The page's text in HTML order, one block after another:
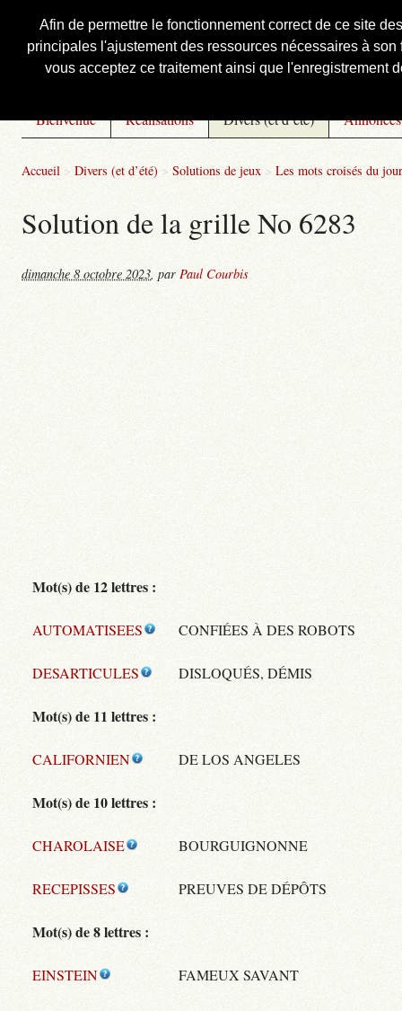
Afin de permettre le fonctionnement correct de ce site
principales l'ajustement des ressources nécessaires à
vous acceptez ce traitement ainsi que l'enregistrement
Courbis, « LE » Blog Officiel
Bienvenue Réalisations Divers (et d’été) Annonces
Accueil > Divers (et d’été) > Solutions de jeux > Les mots croisés du
Solution de la grille No 6283
dimanche 8 octobre 2023, par Paul Courbis
Mot(s) de 12 lettres :
AUTOMATISEES CONFIÉES À DES ROBOTS
DESARTICULES DISLOQUÉS, DÉMIS
Mot(s) de 11 lettres :
CALIFORNIEN DE LOS ANGELES
Mot(s) de 10 lettres :
CHAROLAISE BOURGUIGNONNE
RECEPISSES PREUVES DE DÉPÔTS
Mot(s) de 8 lettres :
EINSTEIN FAMEUX SAVANT